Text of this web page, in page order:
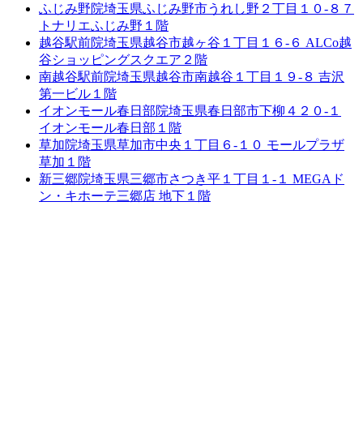
ふじみ野院埼玉県ふじみ野市うれし野２丁目１０-８７
トナリエふじみ野１階
越谷駅前院埼玉県越谷市越ヶ谷１丁目１６-６ ALCo越
谷ショッピングスクエア２階
南越谷駅前院埼玉県越谷市南越谷１丁目１９-８ 吉沢
第一ビル１階
イオンモール春日部院埼玉県春日部市下柳４２０-１
イオンモール春日部１階
草加院埼玉県草加市中央１丁目６-１０ モールプラザ
草加１階
新三郷院埼玉県三郷市さつき平１丁目１-１ MEGAド
ン・キホーテ三郷店 地下１階